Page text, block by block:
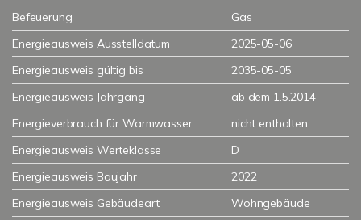
Befeuerung
Gas
Energieausweis Ausstelldatum
2025-05-06
Energieausweis gültig bis
2035-05-05
Energieausweis Jahrgang
ab dem 1.5.2014
Energieverbrauch für Warmwasser
nicht enthalten
Energieausweis Werteklasse
D
Energieausweis Baujahr
2022
Energieausweis Gebäudeart
Wohngebäude